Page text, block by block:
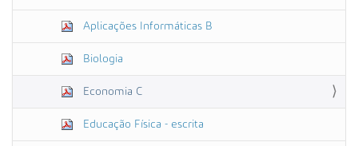
Aplicações Informáticas B
Biologia
Economia C
Educação Física - escrita